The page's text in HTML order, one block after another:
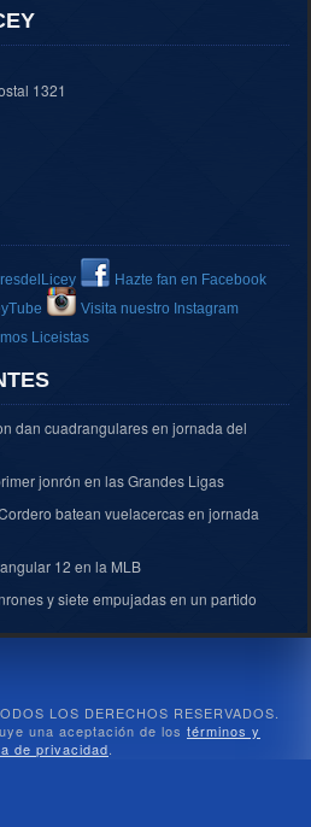
1321
Hazte fan en Facebook
Visita nuestro Instagram
Liceistas
dan cuadrangulares en jornada del
jonrón en las Grandes Ligas
batean vuelacercas en jornada
12 en la MLB
y siete empujadas en un partido
LOS DERECHOS RESERVADOS.
una aceptación de los términos y
de privacidad